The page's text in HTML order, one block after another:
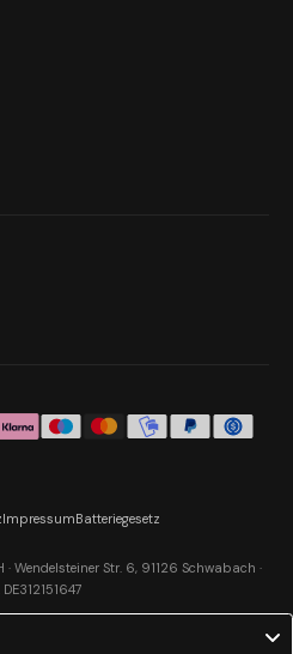
Wendelsteiner Str. 6, 91126 Schwabach ·
ImpressumBatteriegesetz